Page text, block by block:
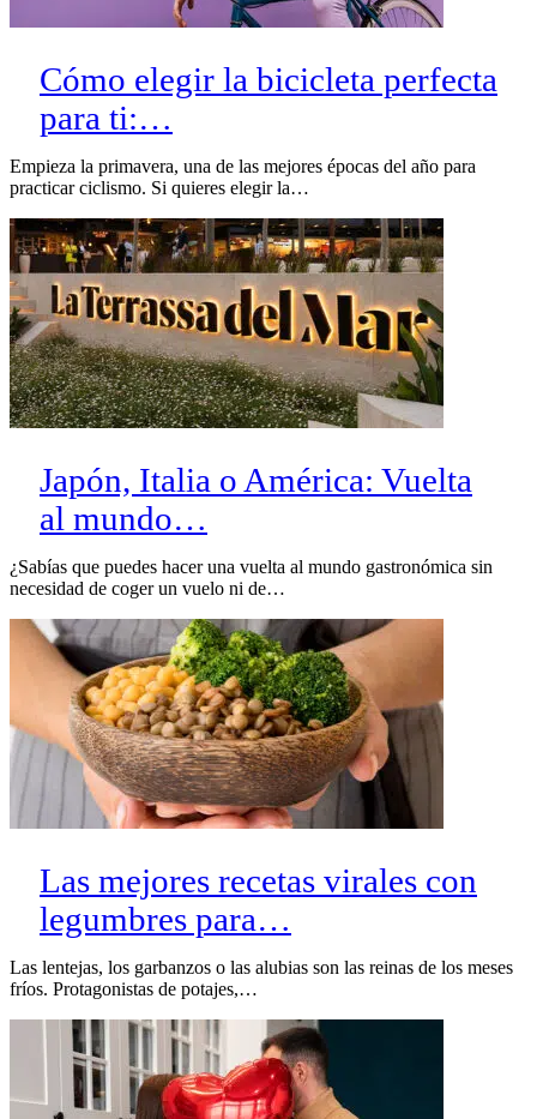
Cómo elegir la bicicleta perfecta
para ti:…
Empieza la primavera, una de las mejores épocas del año para
practicar ciclismo. Si quieres elegir la…
Japón, Italia o América: Vuelta
al mundo…
¿Sabías que puedes hacer una vuelta al mundo gastronómica sin
necesidad de coger un vuelo ni de…
Las mejores recetas virales con
legumbres para…
Las lentejas, los garbanzos o las alubias son las reinas de los meses
fríos. Protagonistas de potajes,…